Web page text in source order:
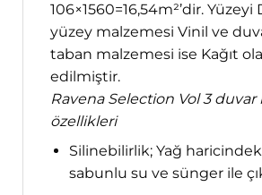
106×1560=16,54m²’dir.
yüzey malzemesi Vinil ve
taban malzemesi ise Kağıt
edilmiştir.
Ravena Selection Vol 3 duvar
özellikleri
Silinebilirlik; Yağ
sabunlu su ve sünger ile